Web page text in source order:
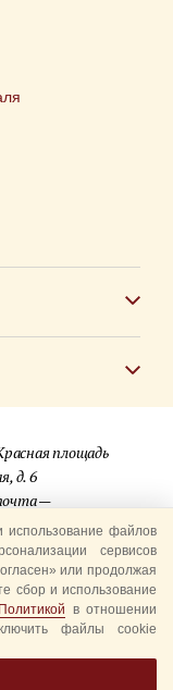
площадь
д. 6
—
башня»
файлов
сервисов
или продолжая
сбор и использование
Политикой в отношении
файлы cookie